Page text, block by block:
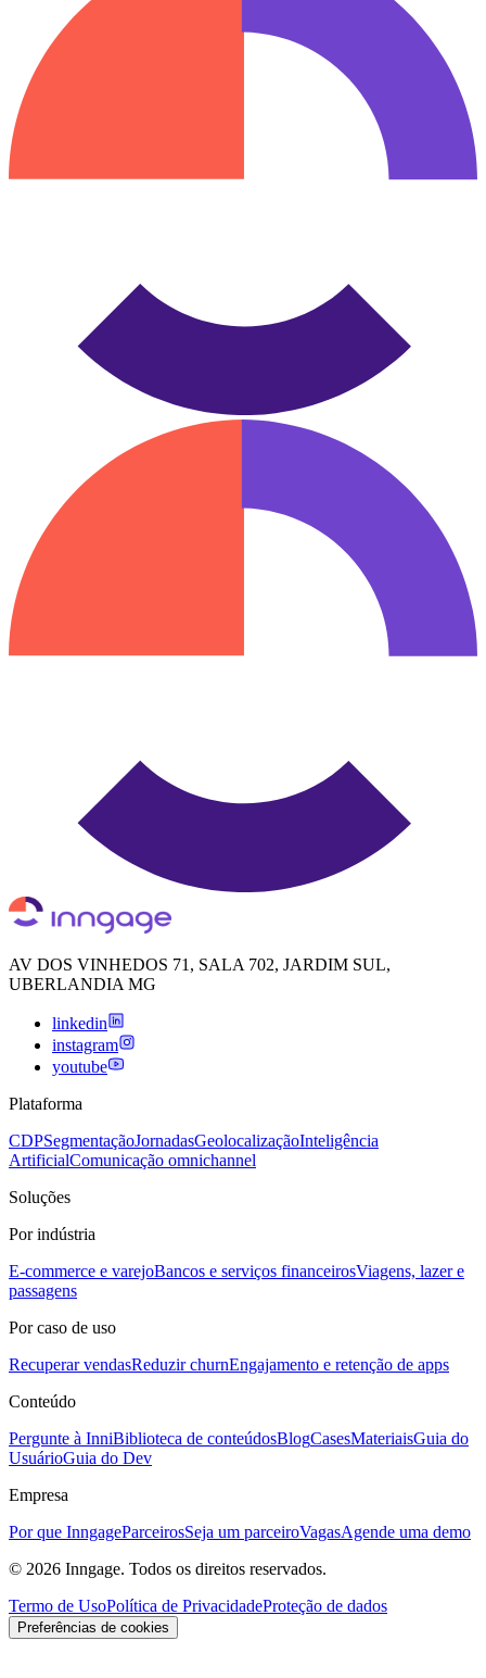
AV DOS VINHEDOS 71, SALA 702, JARDIM SUL,
UBERLANDIA MG
linkedin
instagram
youtube
Plataforma
CDPSegmentaçãoJornadasGeolocalizaçãoInteligência
ArtificialComunicação omnichannel
Soluções
Por indústria
E-commerce e varejoBancos e serviços financeirosViagens, lazer e
passagens
Por caso de uso
Recuperar vendasReduzir churnEngajamento e retenção de apps
Conteúdo
Pergunte à InniBiblioteca de conteúdosBlogCasesMateriaisGuia do
UsuárioGuia do Dev
Empresa
Por que InngageParceirosSeja um parceiroVagasAgende uma demo
© 2026 Inngage. Todos os direitos reservados.
Termo de UsoPolítica de PrivacidadeProteção de dados
Preferências de cookies